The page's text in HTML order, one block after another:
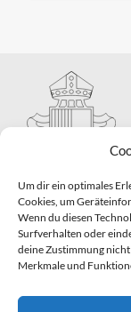
Um dir ein optimales
Cookies, um
Wenn du diesen
Surfverhalten oder
deine Zustimmung
Merkmale und
Hauptabteilung II
Pastorale
Telefon: 0821